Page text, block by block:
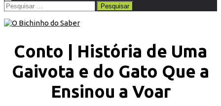
Pesquisar
por:
Conto | História de Uma
Gaivota e do Gato Que a
Ensinou a Voar